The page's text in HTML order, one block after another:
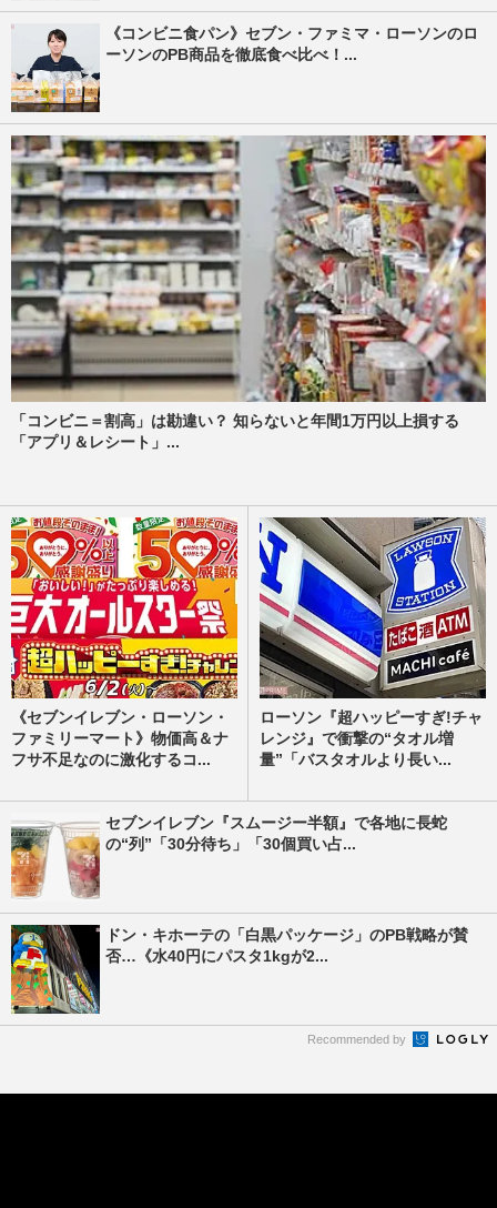
《コンビニ食パン》セブン・ファミマ・ローソンのロ
ーソンのPB商品を徹底食べ比べ！...
「コンビニ＝割高」は勘違い？ 知らないと年間1万円以上損する
「アプリ＆レシート」...
《セブンイレブン・ローソン・
ファミリーマート》物価高＆ナ
フサ不足なのに激化するコ...
ローソン『超ハッピーすぎ!チャ
レンジ』で衝撃の“タオル増
量”「バスタオルより長い...
セブンイレブン『スムージー半額』で各地に長蛇
の“列”「30分待ち」「30個買い占...
ドン・キホーテの「白黒パッケージ」のPB戦略が賛
否…《水40円にパスタ1kgが2...
Recommended by